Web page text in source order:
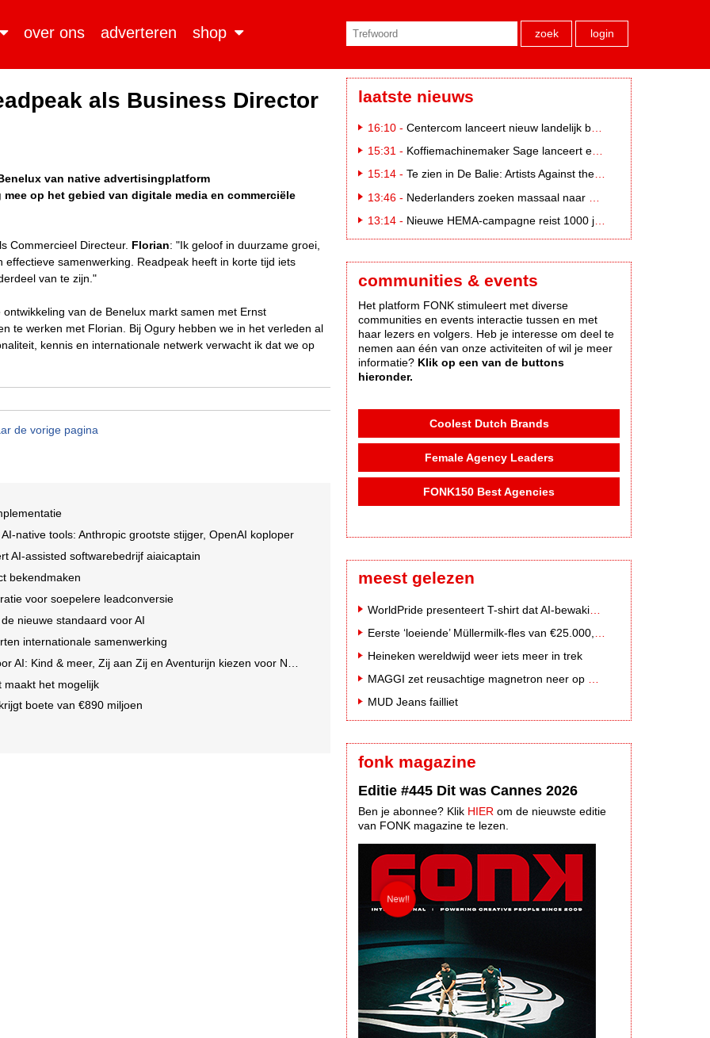
over ons adverteren shop zoek login
als Business Director
van native advertisingplatform
op het gebied van digitale media en commerciële
Commercieel Directeur. Florian: "Ik geloof in duurzame groei,
samenwerking. Readpeak heeft in korte tijd iets
van te zijn."
van de Benelux markt samen met Ernst
te werken met Florian. Bij Ogury hebben we in het verleden al
kennis en internationale netwerk verwacht ik dat we op
de vorige pagina
native tools: Anthropic grootste stijger, OpenAI koploper
AI-assisted softwarebedrijf aiaicaptain
bekendmaken
voor soepelere leadconversie
nieuwe standaard voor AI
internationale samenwerking
Kind & meer, Zij aan Zij en Aventurijn kiezen voor Notizy
maakt het mogelijk
boete van €890 miljoen
laatste nieuws
16:10 - Centercom lanceert nieuw landelijk buitereclamenetwerk: City Cubes
15:31 - Koffiemachinemaker Sage lanceert e-commerceplatform voor koffieliefhebbers
15:14 - Te zien in De Balie: Artists Against the Kremlin III
13:46 - Nederlanders zoeken massaal naar eclipsbrillen op Marktplaats
13:14 - Nieuwe HEMA-campagne reist 1000 jaar terug in de tijd naar 'Hemastein'
communities & events
Het platform FONK stimuleert met diverse
communities en events interactie tussen en met
haar lezers en volgers. Heb je interesse om deel te
nemen aan één van onze activiteiten of wil je meer
informatie? Klik op een van de buttons
hieronder.
Coolest Dutch Brands
Female Agency Leaders
FONK150 Best Agencies
meest gelezen
Heineken wereldwijd weer iets meer in trek
MUD Jeans failliet
fonk magazine
Editie #445 Dit was Cannes 2026
Ben je abonnee? Klik HIER om de nieuwste editie
van FONK magazine te lezen.